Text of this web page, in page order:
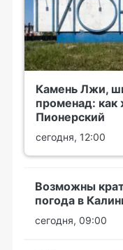
Камень Лжи,
променад: как
Пионерский
сегодня, 12:00
Возможны
погода в
сегодня, 09:00